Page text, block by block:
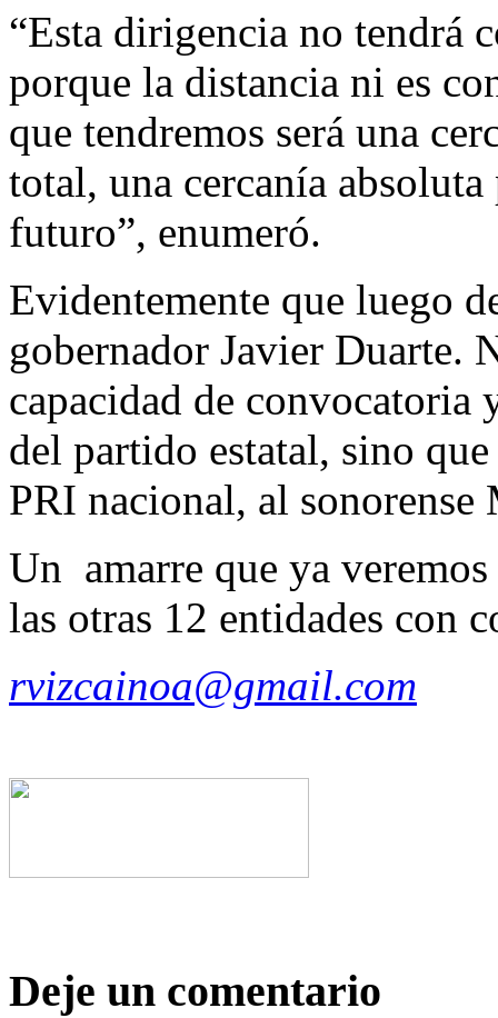
“Esta dirigencia no tendrá
porque la distancia ni es
que tendremos será una
total, una cercanía
futuro”, enumeró.
Evidentemente que luego
gobernador Javier Duarte.
capacidad de convocatoria
del partido estatal, sino
PRI nacional, al
Un amarre que ya
las otras 12 entidades con
rvizcainoa@gmail.com
Deje un comentario